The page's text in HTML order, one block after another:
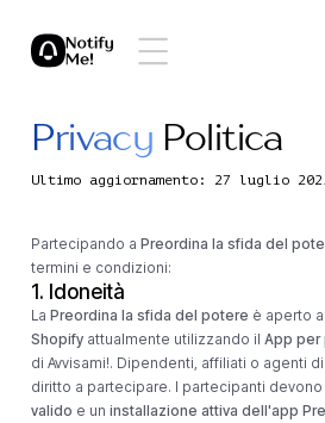
Privacy Politica
Ultimo aggiornamento: 27 luglio
Partecipando a Preordina la sfida del
termini e condizioni:
1. Idoneità
La Preordina la sfida del potere è aperto
Shopifyattualmente utilizzando il App
di Avvisami!. Dipendenti, affiliati o agenti
diritto a partecipare. I partecipanti devono
valido e un installazione attiva dell'app